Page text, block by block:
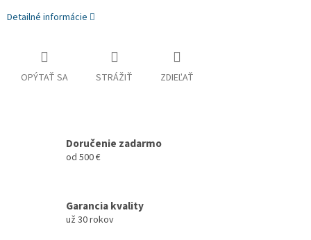
Detailné informácie
OPÝTAŤ SA STRÁŽIŤ ZDIEĽAŤ
Doručenie zadarmo
od 500 €
Garancia kvality
už 30 rokov